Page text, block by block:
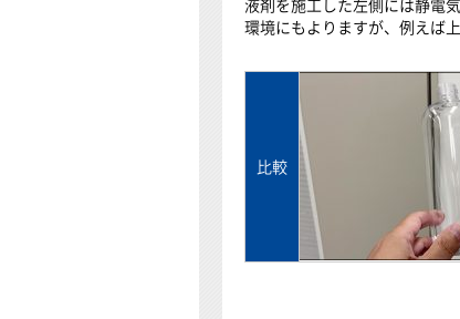
環境にもよりますが、例えば
比較